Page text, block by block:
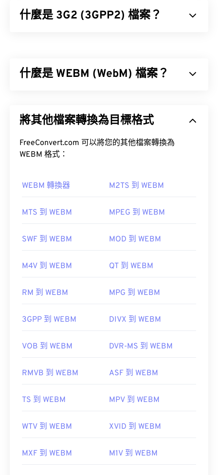
什麼是 3G2 (3GPP2) 檔案？
網路上的行動電話透過高速無線連接來擷取、保存、
如何開啟 3G2 檔案？
開啟 3G2 檔案的最佳應用程式是 Apple 的
QuickTime。
加字幕。它不支援互動式選單，但相容於提供此類支
AutoGK
初始發布：1998
http://www.3gpp2.org/
什麼是 WEBM (WebM) 檔案？
的。它支援章節、字幕、元資料標籤、串流媒體、附
VP8
VP9
Vorbis
VLC 媒體播放器 MPlayer可以在任何作業系統
Microsoft 瀏覽器沒有內建 WebM 編解碼器。因此，
援 WEBM 檔案。
由以下公司開發： ;CoreCode。
https://en.wikipedia.org/wiki/WebM
將其他檔案轉換為目標格式
FreeConvert.com 可以將您的其他檔案轉換為
WEBM 格式：
WEBM 轉換器 M2TS 到 WEBM
MTS 到 WEBM MPEG 到 WEBM
SWF 到 WEBM MOD 到 WEBM
M4V 到 WEBM QT 到 WEBM
RM 到 WEBM MPG 到 WEBM
3GPP 到 WEBM DIVX 到 WEBM
VOB 到 WEBM DVR-MS 到 WEBM
RMVB 到 WEBM ASF 到 WEBM
TS 到 WEBM MPV 到 WEBM
WTV 到 WEBM XVID 到 WEBM
MXF 到 WEBM M1V 到 WEBM